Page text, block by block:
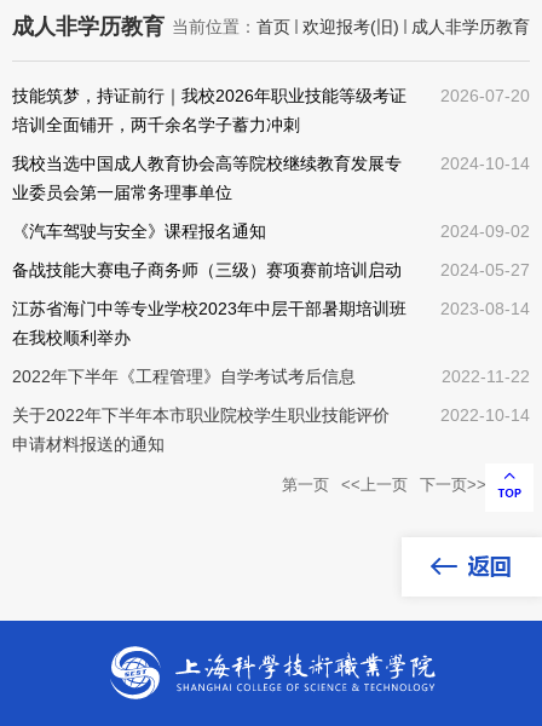
当前位置： 首页 欢迎报考(旧) 成人非学历教育
成人非学历教育
技能筑梦，持证前行｜我校2026年职业技能等级考证
培训全面铺开，两千余名学子蓄力冲刺
2026-07-20
我校当选中国成人教育协会高等院校继续教育发展专
业委员会第一届常务理事单位
2024-10-14
《汽车驾驶与安全》课程报名通知
2024-09-02
备战技能大赛电子商务师（三级）赛项赛前培训启动
2024-05-27
江苏省海门中等专业学校2023年中层干部暑期培训班
在我校顺利举办
2023-08-14
2022年下半年《工程管理》自学考试考后信息
2022-11-22
关于2022年下半年本市职业院校学生职业技能评价
申请材料报送的通知
2022-10-14
第一页 <<上一页 下一页>> 尾页